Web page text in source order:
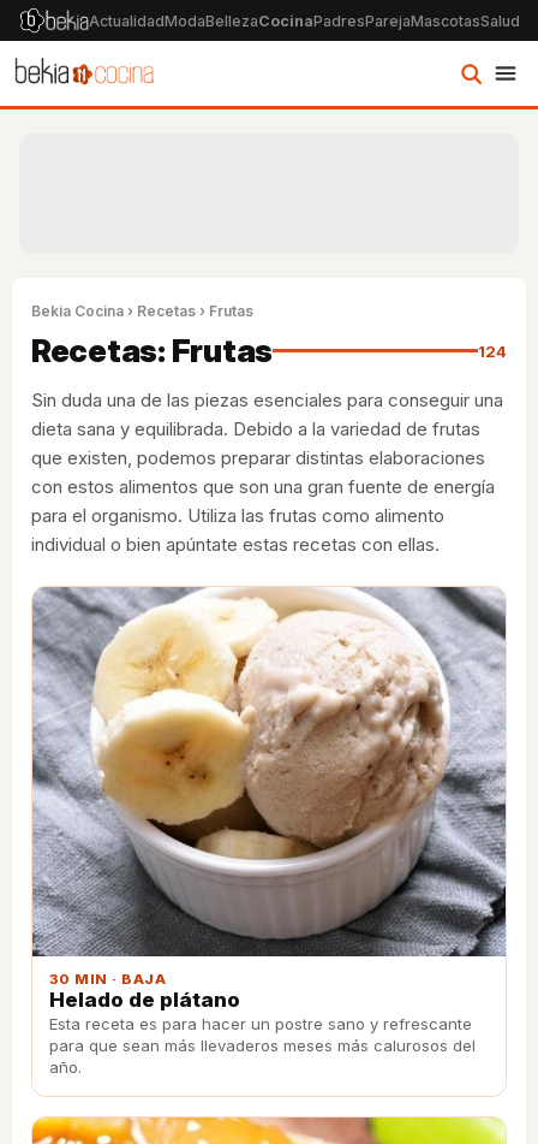
ActualidadModaBellezaCocinaPadresParejaMascotasSalud
Bekia Cocina › Recetas › Frutas
Recetas: Frutas 124
Sin duda una de las piezas esenciales para conseguir una
dieta sana y equilibrada. Debido a la variedad de frutas
que existen, podemos preparar distintas elaboraciones
con estos alimentos que son una gran fuente de energía
para el organismo. Utiliza las frutas como alimento
individual o bien apúntate estas recetas con ellas.
30 MIN · BAJA
Helado de plátano
Esta receta es para hacer un postre sano y refrescante
para que sean más llevaderos meses más calurosos del
año.